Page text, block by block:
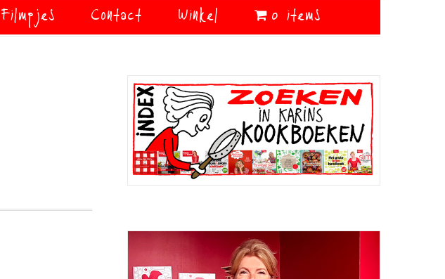
Filmpjes Contact Winkel 0 items
Primaire
Sidebar